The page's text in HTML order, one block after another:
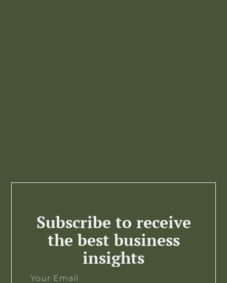
Subscribe to receive
the best business
insights